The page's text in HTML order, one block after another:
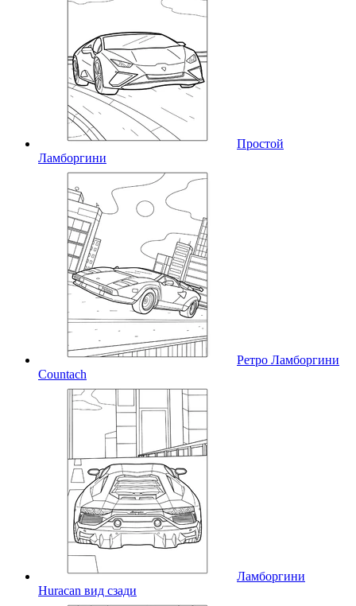
Простой
Ламборгини
Ретро Ламборгини
Countach
Ламборгини
Huracan вид сзади